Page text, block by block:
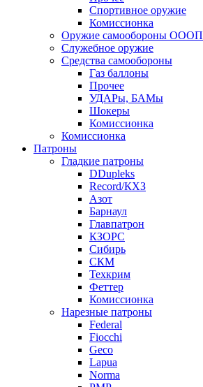
Спортивное оружие
Комиссионка
Оружие самообороны ОООП
Служебное оружие
Средства самообороны
Газ баллоны
Прочее
УДАРы, БАМы
Шокеры
Комиссионка
Комиссионка
Патроны
Гладкие патроны
DDupleks
Record/КХЗ
Азот
Барнаул
Главпатрон
КЗОРС
Сибирь
СКМ
Техкрим
Феттер
Комиссионка
Нарезные патроны
Federal
Fiocchi
Geco
Lapua
Norma